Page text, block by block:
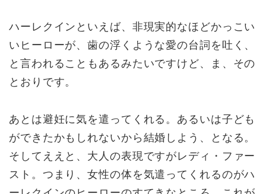
ハーレクインといえば、非現実的なほどかっこい
いヒーローが、歯の浮くような愛の台詞を吐く、
と言われることもあるみたいですけど、ま、その
とおりです。
あとは避妊に気を遣ってくれる。あるいは子ども
ができたかもしれないから結婚しよう、となる。
そしてええと、大人の表現ですがレディ・ファー
スト。つまり、女性の体を気遣ってくれるのがハ